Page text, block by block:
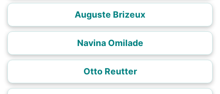
Auguste Brizeux
Navina Omilade
Otto Reutter